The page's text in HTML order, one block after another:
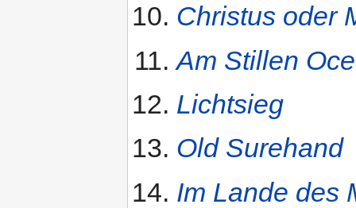
Christus oder
Am Stillen
Lichtsieg
Old Surehand
Im Lande des